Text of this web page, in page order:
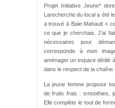
Projet Initiative Jeune*
Larecherche du local a été
a trouvé à Baie-Mahault «
ce que je cherchais. J’ai
nécessaires pour
corresponde à mon
aménager un espace dédié
dans le respect de la chaîne
La jeune femme propose
de fruits frais : smoothies,
Elle complète le tout de